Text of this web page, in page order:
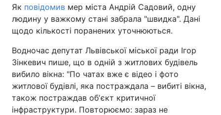
Як повідомив мер міста Андрій Садовий, одну
людину у важкому стані забрала "швидка". Дані
щодо кількості поранених уточнюються.
Водночас депутат Львівської міської ради Ігор
Зінкевич пише, що в одній з житлових будівель
вибило вікна: "По чатах вже є відео і фото
житлової будівлі, яка постраждала – вибиті вікна,
також постраждав обʼєкт критичної
інфраструктури. Повторюємо: зараз не